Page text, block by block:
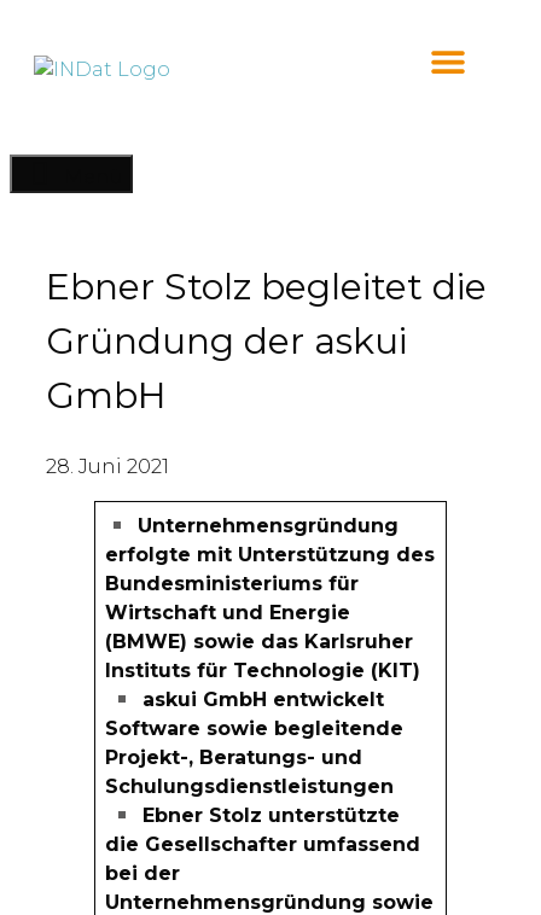
Ebner Stolz begleitet die
Gründung der askui
GmbH
28. Juni 2021
Unternehmensgründung
erfolgte mit Unterstützung des
Bundesministeriums für
Wirtschaft und Energie
(BMWE) sowie das Karlsruher
Instituts für Technologie (KIT)
askui GmbH entwickelt
Software sowie begleitende
Projekt-, Beratungs- und
Schulungsdienstleistungen
Ebner Stolz unterstützte
die Gesellschafter umfassend
bei der
Unternehmensgründung sowie